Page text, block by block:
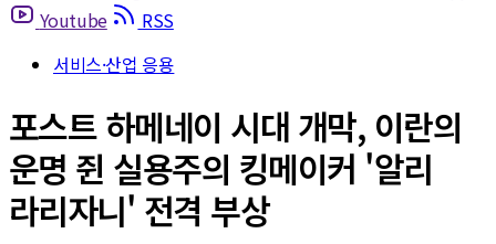
Youtube
RSS
서비스·산업 응용
포스트 하메네이 시대 개막, 이란의
운명 쥔 실용주의 킹메이커 '알리
라리자니' 전격 부상